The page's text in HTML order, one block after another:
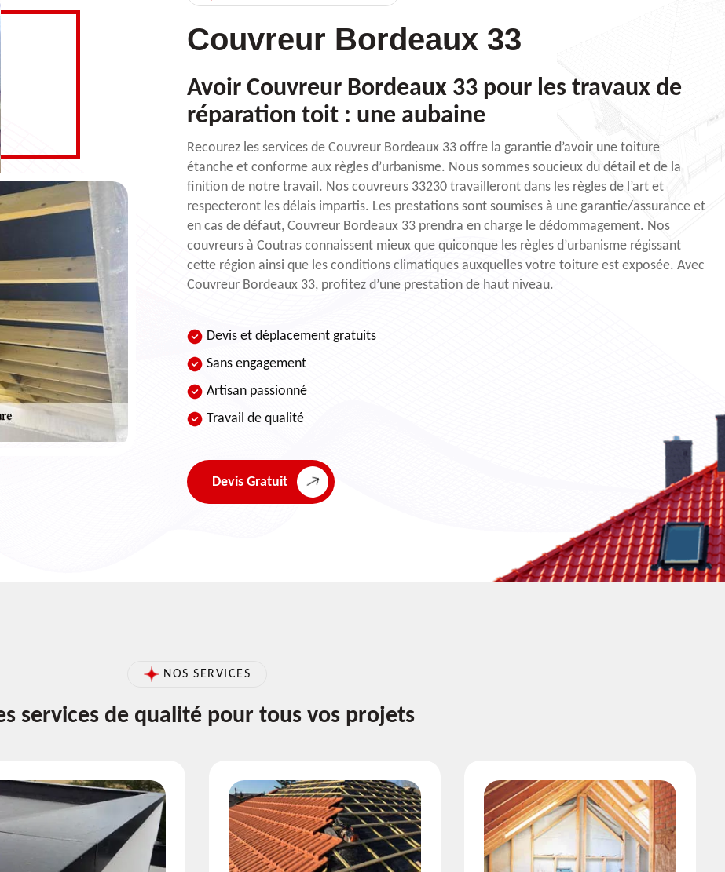
Couvreur Bordeaux 33
Avoir Couvreur Bordeaux 33 pour les travaux de
réparation toit : une aubaine
Recourez les services de Couvreur Bordeaux 33 offre la garantie d’avoir une toiture
étanche et conforme aux règles d’urbanisme. Nous sommes soucieux du détail et de la
finition de notre travail. Nos couvreurs 33230 travailleront dans les règles de l’art et
respecteront les délais impartis. Les prestations sont soumises à une garantie/assurance et
en cas de défaut, Couvreur Bordeaux 33 prendra en charge le dédommagement. Nos
couvreurs à Coutras connaissent mieux que quiconque les règles d’urbanisme régissant
cette région ainsi que les conditions climatiques auxquelles votre toiture est exposée. Avec
Couvreur Bordeaux 33, profitez d’une prestation de haut niveau.
Devis et déplacement gratuits
Sans engagement
Artisan passionné
Travail de qualité
Devis Gratuit
NOS SERVICES
services de qualité pour tous vos projets